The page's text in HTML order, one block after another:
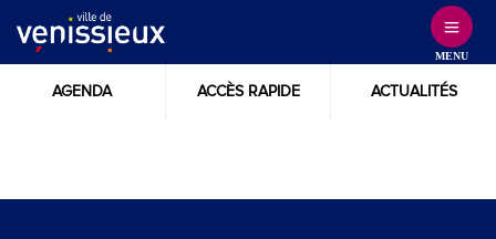
Content
MENU
AGENDA ACCÈS RAPIDE ACTUALITÉS